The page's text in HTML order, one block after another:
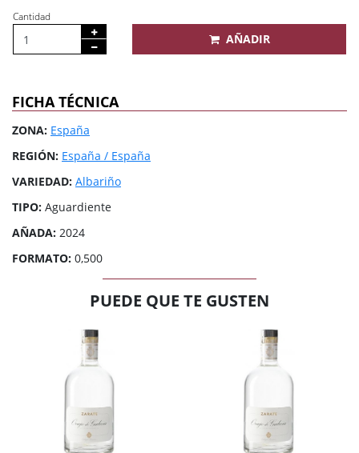
Cantidad
AÑADIR
FICHA TÉCNICA
ZONA: España
REGIÓN: España / España
VARIEDAD: Albariño
TIPO: Aguardiente
AÑADA: 2024
FORMATO: 0,500
PUEDE QUE TE GUSTEN